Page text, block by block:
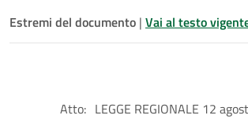
Estremi del documento | Vai al testo
Atto: LEGGE REGIONALE 12